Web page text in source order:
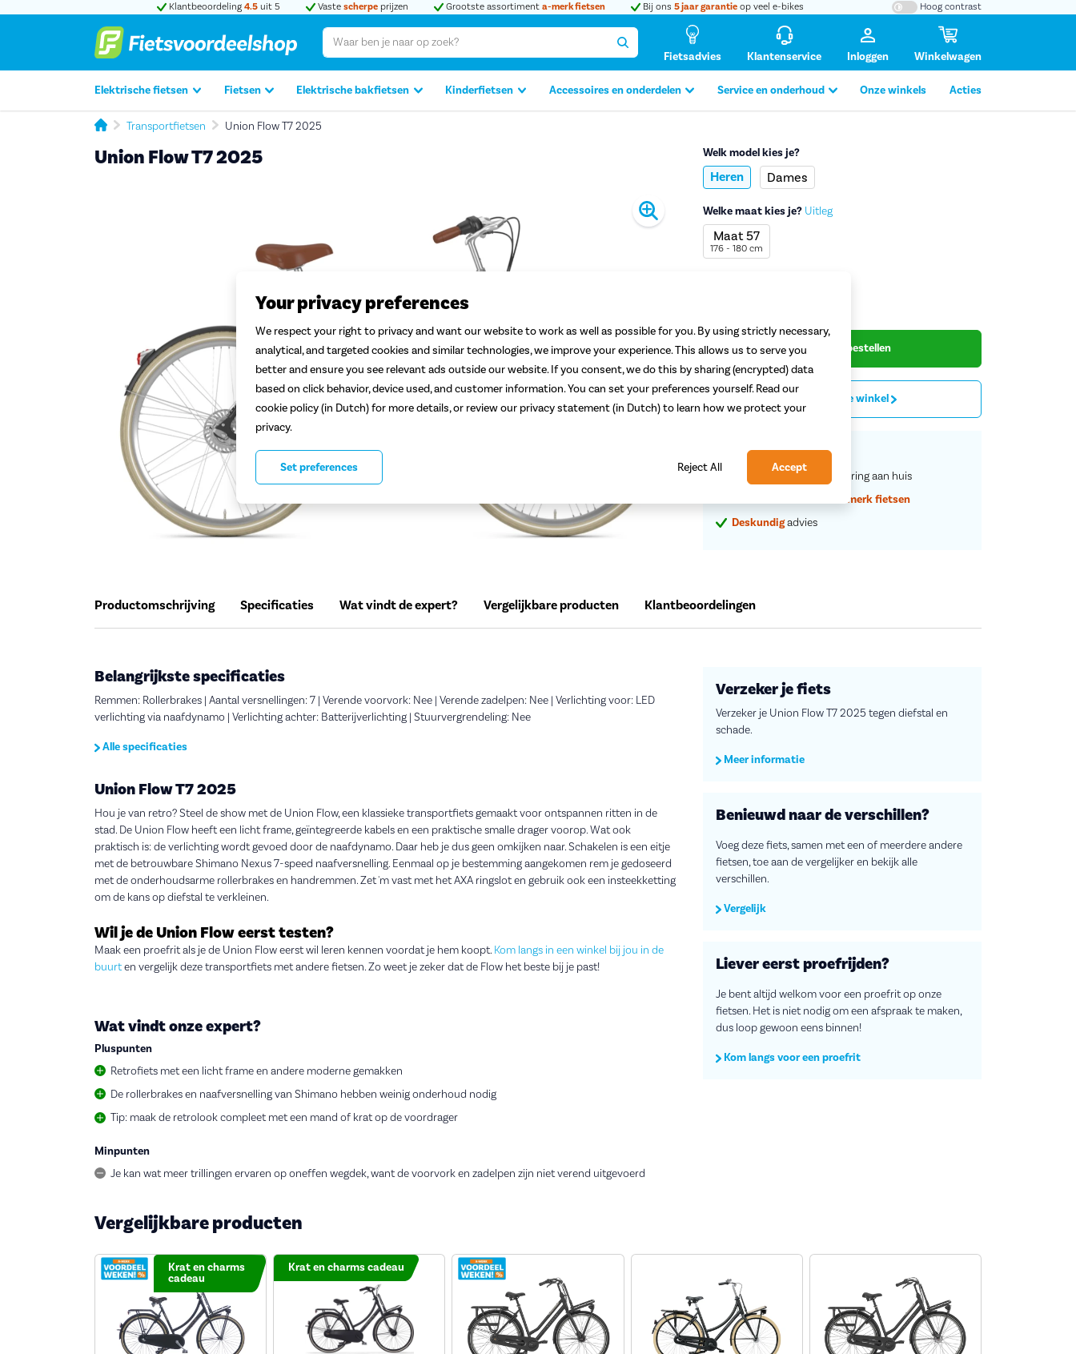
Klantbeoordeling 4.5 uit 5 Vaste scherpe prijzen Grootste assortiment a-merk fietsen Bij ons 5 jaar garantie op veel e-bikes Hoog contrast
Fietsadvies Klantenservice Inloggen Winkelwagen
Elektrische fietsen Fietsen Elektrische bakfietsen Kinderfietsen Accessoires en onderdelen Service en onderhoud Onze winkels Acties
Transportfietsen Union Flow T7 2025
Union Flow T7 2025
Productafbeelding vergroten
Welk model kies je?
Heren Dames
Welke maat kies je? Uitleg
Maat 57
176 - 180 cm
Begin met bestellen
Proefrit in de winkel
Vastescherpeprijzen
Service en rijklare
aflevering aan huis
a-merk fietsen
Deskundigadvies
Productomschrijving Specificaties Wat vindt de expert? Vergelijkbare producten Klantbeoordelingen
Belangrijkste specificaties
Remmen: Rollerbrakes | Aantal versnellingen: 7 | Verende voorvork: Nee | Verende zadelpen: Nee | Verlichting voor: LED
verlichting via naafdynamo | Verlichting achter: Batterijverlichting | Stuurvergrendeling: Nee
Alle specificaties
Union Flow T7 2025
Hou je van retro? Steel de show met de Union Flow, een klassieke transportfiets gemaakt voor ontspannen ritten in de
stad. De Union Flow heeft een licht frame, geïntegreerde kabels en een praktische smalle drager voorop. Wat ook
praktisch is: de verlichting wordt gevoed door de naafdynamo. Daar heb je dus geen omkijken naar. Schakelen is een eitje
met de betrouwbare Shimano Nexus 7-speed naafversnelling. Eenmaal op je bestemming aangekomen rem je gedoseerd
met de onderhoudsarme rollerbrakes en handremmen. Zet 'm vast met het AXA ringslot en gebruik ook een insteekketting
om de kans op diefstal te verkleinen.
Wil je de Union Flow eerst testen?
Maak een proefrit als je de Union Flow eerst wil leren kennen voordat je hem koopt. Kom langs in een winkel bij jou in de
buurten vergelijk deze transportfiets met andere fietsen. Zo weet je zeker dat de Flow het beste bij je past!
Wat vindt onze expert?
Pluspunten
Retrofiets met een licht frame en andere moderne gemakken
De rollerbrakes en naafversnelling van Shimano hebben weinig onderhoud nodig
Tip: maak de retrolook compleet met een mand of krat op de voordrager
Minpunten
Je kan wat meer trillingen ervaren op oneffen wegdek, want de voorvork en zadelpen zijn niet verend uitgevoerd
Verzeker je fiets
Verzeker je Union Flow T7 2025 tegen diefstal en
schade.
Meer informatie
Benieuwd naar de verschillen?
Voeg deze fiets, samen met een of meerdere andere
fietsen, toe aan de vergelijker en bekijk alle
verschillen.
Vergelijk
Liever eerst proefrijden?
Je bent altijd welkom voor een proefrit op onze
fietsen. Het is niet nodig om een afspraak te maken,
dus loop gewoon eens binnen!
Kom langs voor een proefrit
Vergelijkbare producten
Krat en charms
cadeau
Krat en charms cadeau
Your privacy preferences
We respect your right to privacy and want our website to work as well as possible for you. By using strictly necessary,
analytical, and targeted cookies and similar technologies, we improve your experience. This allows us to serve you
better and ensure you see relevant ads outside our website. If you consent, we do this by sharing (encrypted) data
based on click behavior, device used, and customer information. You can set your preferences yourself. Read our
cookie policy (in Dutch) for more details, or review our privacy statement (in Dutch) to learn how we protect your
privacy.
Reject All Accept
Set preferences